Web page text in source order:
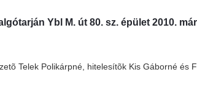
Ybl M. út 80. sz. épület 2010.
Telek Polikárpné, hitelesítõk Kis Gáborné és